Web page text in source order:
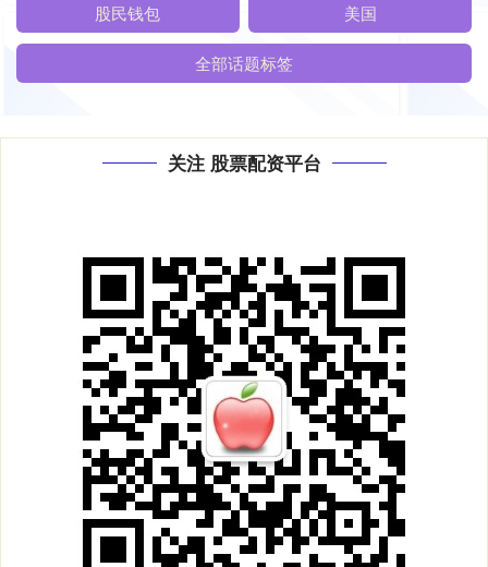
股民钱包 美国
全部话题标签
关注 股票配资平台